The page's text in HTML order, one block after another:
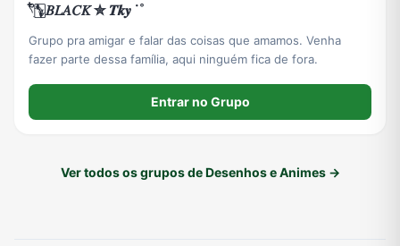
𓍢ִ໋🀦𝐵𝐿𝐴𝐶𝐾 ✮ 𝑻𝒌𝒚 ˙˚
Grupo pra amigar e falar das coisas que amamos. Venha
fazer parte dessa família, aqui ninguém fica de fora.
Entrar no Grupo
Ver todos os grupos de Desenhos e Animes →